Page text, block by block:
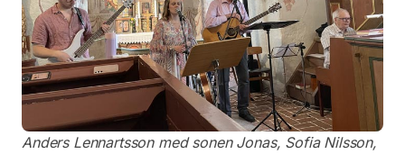
Anders Lennartsson med sonen Jonas, Sofia Nilsson,